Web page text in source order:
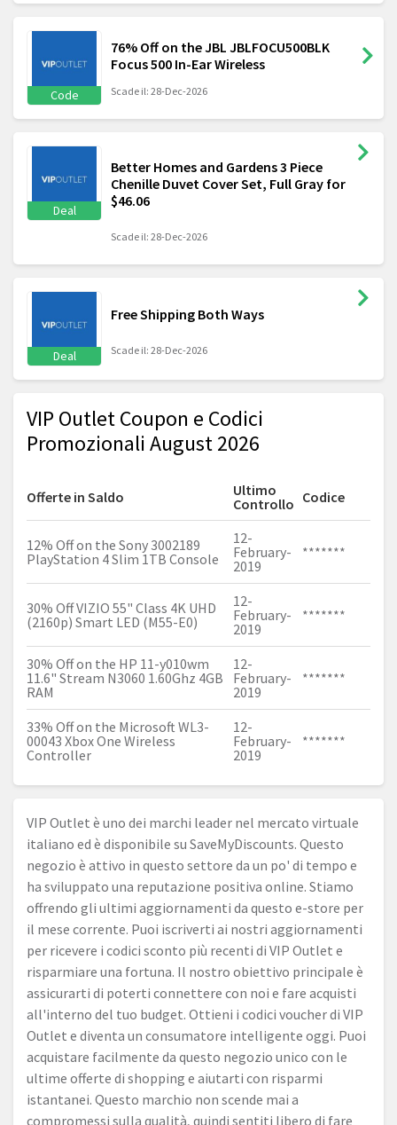
Code
76% Off on the JBL JBLFOCU500BLK
Focus 500 In-Ear Wireless
Scade il: 28-Dec-2026
Deal
Better Homes and Gardens 3 Piece
Chenille Duvet Cover Set, Full Gray for
$46.06
Scade il: 28-Dec-2026
Deal
Free Shipping Both Ways
Scade il: 28-Dec-2026
VIP Outlet Coupon e Codici
Promozionali August 2026
Offerte in Saldo
Ultimo
Controllo Codice
12% Off on the Sony 3002189
PlayStation 4 Slim 1TB Console
12-
February-
2019
*******
30% Off VIZIO 55" Class 4K UHD
(2160p) Smart LED (M55-E0)
12-
February-
2019
*******
30% Off on the HP 11-y010wm
11.6" Stream N3060 1.60Ghz 4GB
RAM
12-
February-
2019
*******
33% Off on the Microsoft WL3-
00043 Xbox One Wireless
Controller
12-
February-
2019
*******
VIP Outlet è uno dei marchi leader nel mercato virtuale
italiano ed è disponibile su SaveMyDiscounts. Questo
negozio è attivo in questo settore da un po' di tempo e
ha sviluppato una reputazione positiva online. Stiamo
offrendo gli ultimi aggiornamenti da questo e-store per
il mese corrente. Puoi iscriverti ai nostri aggiornamenti
per ricevere i codici sconto più recenti di VIP Outlet e
risparmiare una fortuna. Il nostro obiettivo principale è
assicurarti di poterti connettere con noi e fare acquisti
all'interno del tuo budget. Ottieni i codici voucher di VIP
Outlet e diventa un consumatore intelligente oggi. Puoi
acquistare facilmente da questo negozio unico con le
ultime offerte di shopping e aiutarti con risparmi
istantanei. Questo marchio non scende mai a
compromessi sulla qualità, quindi sentiti libero di fare